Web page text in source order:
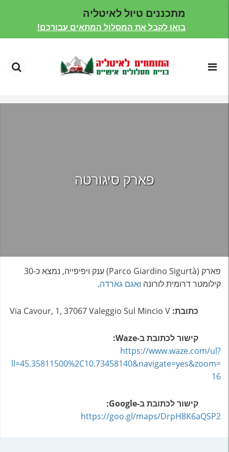
פארק סיגורטה
פארק (Parco Giardino Sigurtà) ענק ויפיפייה, נמצא כ-30
קילומטר דרומית לורונה ואגם גארדה.
כתובת: Via Cavour, 1, 37067 Valeggio Sul Mincio V
קישור לכתובתב-Waze:
https://www.waze.com/ul?
ll=45.35811500%2C10.73458140&navigate=yes&zoom=
16
קישור לכתובת ב-Google:
https://goo.gl/maps/DrpH8K6aQSP2
מתכננים טיול לאיטליה
בואו לקבל את המסלול המתאים עבורכם!